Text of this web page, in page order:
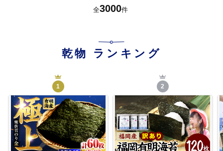
全3000件
乾物 ランキング
1 2